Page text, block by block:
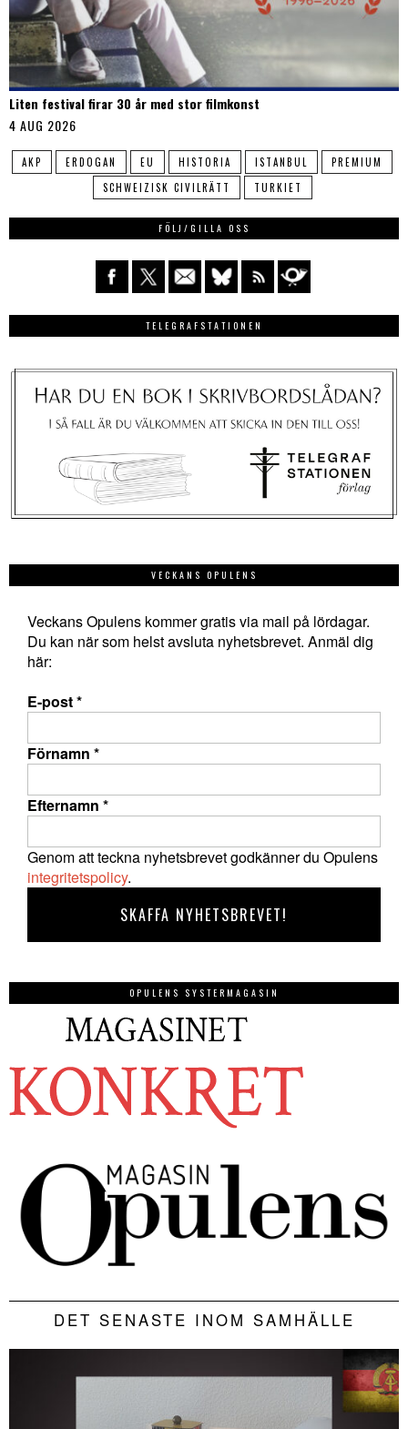
Liten festival firar 30 år med stor filmkonst
4 AUG 2026
AKP ERDOGAN EU HISTORIA ISTANBUL
PREMIUM
SCHWEIZISK CIVILRÄTT
TURKIET
FÖLJ/GILLA OSS
TELEGRAFSTATIONEN
VECKANS OPULENS
Veckans Opulens kommer gratis via mail på lördagar.
Du kan när som helst avsluta nyhetsbrevet. Anmäl dig
här:
E-post*
Förnamn *
Efternamn *
Genom att teckna nyhetsbrevet godkänner du Opulens
integritetspolicy.
OPULENS SYSTERMAGASIN
DET SENASTE INOM SAMHÄLLE